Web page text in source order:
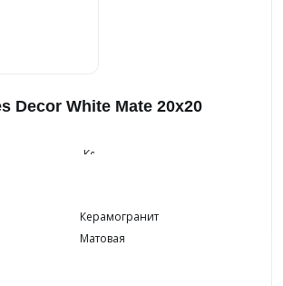
Decor White Mate 20x20
Керамогранит
Матовая